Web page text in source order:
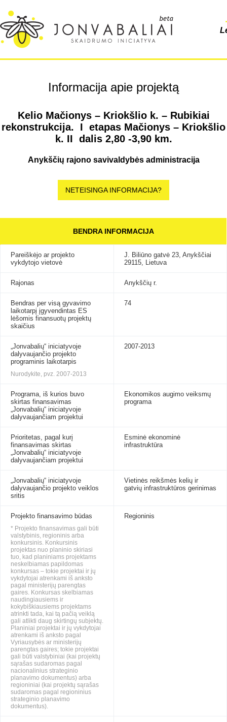
Informacija apie projektą
Kelio Mačionys – Kriokšlio k. – Rubikiai
rekonstrukcija. I etapas Mačionys – Kriokšlio
k. II dalis 2,80 -3,90 km.
Anykščių rajono savivaldybės administracija
NETEISINGA INFORMACIJA?
BENDRA INFORMACIJA
Pareiškėjo ar projekto
vykdytojo vietovė
J. Biliūno gatvė 23, Anykščiai
29115, Lietuva
Rajonas Anykščių r.
Bendras per visą gyvavimo
laikotarpį įgyvendintas ES
lėšomis finansuotų projektų
skaičius
74
„Jonvabalių“ iniciatyvoje
dalyvaujančio projekto
programinis laikotarpis
Nurodykite, pvz. 2007-2013
2007-2013
Programa, iš kurios buvo
skirtas finansavimas
„Jonvabalių“ iniciatyvoje
dalyvaujančiam projektui
Ekonomikos augimo veiksmų
programa
Prioritetas, pagal kurį
finansavimas skirtas
„Jonvabalių“ iniciatyvoje
dalyvaujančiam projektui
Esminė ekonominė
infrastruktūra
„Jonvabalių“ iniciatyvoje
dalyvaujančio projekto veiklos
sritis
Vietinės reikšmės kelių ir
gatvių infrastruktūros gerinimas
Projekto finansavimo būdas
* Projekto finansavimas gali būti
valstybinis, regioninis arba
konkursinis. Konkursinis
projektas nuo planinio skiriasi
tuo, kad planiniams projektams
neskelbiamas papildomas
konkursas – tokie projektai ir jų
vykdytojai atrenkami iš anksto
pagal ministerijų parengtas
gaires. Konkursas skelbiamas
naudingiausiems ir
kokybiškiausiems projektams
atrinkti tada, kai tą pačią veiklą
gali atlikti daug skirtingų subjektų.
Planiniai projektai ir jų vykdytojai
atrenkami iš anksto pagal
Vyriausybės ar ministerijų
parengtas gaires; tokie projektai
gali būti valstybiniai (kai projektų
sąrašas sudaromas pagal
nacionalinius strateginio
planavimo dokumentus) arba
regioniniai (kai projektų sąrašas
sudaromas pagal regioninius
strateginio planavimo
dokumentus).
Regioninis